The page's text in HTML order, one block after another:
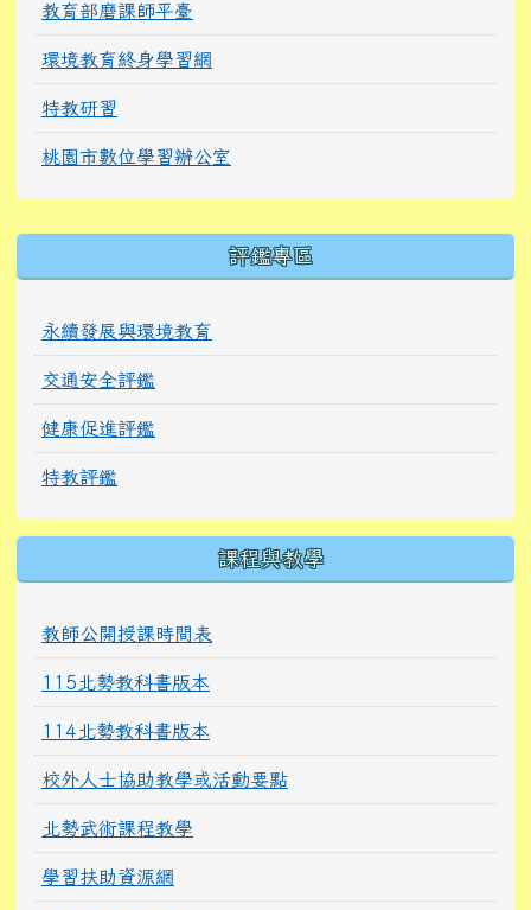
教育部磨課師平臺
環境教育終身學習網
特教研習
桃園市數位學習辦公室
評鑑專區
永續發展與環境教育
交通安全評鑑
健康促進評鑑
特教評鑑
課程與教學
教師公開授課時間表
115北勢教科書版本
114北勢教科書版本
校外人士協助教學或活動要點
北勢武術課程教學
學習扶助資源網